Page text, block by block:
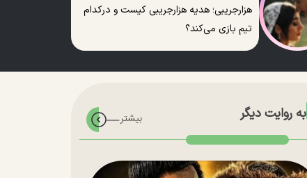
هزارجریبی؛ هدیه هزارجریبی کیست و درکدام
تیم بازی می‌کند؟
به روایت دیگر